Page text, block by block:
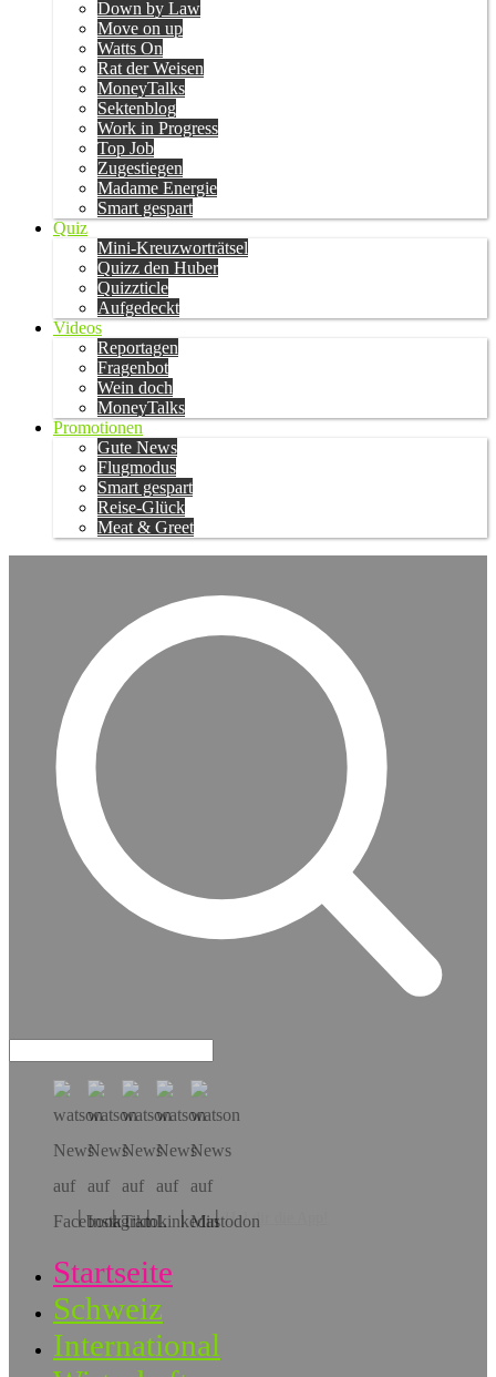
Down by Law
Move on up
Watts On
Rat der Weisen
MoneyTalks
Sektenblog
Work in Progress
Top Job
Zugestiegen
Madame Energie
Smart gespart
Quiz
Mini-Kreuzworträtsel
Quizz den Huber
Quizzticle
Aufgedeckt
Videos
Reportagen
Fragenbot
Wein doch
MoneyTalks
Promotionen
Gute News
Flugmodus
Smart gespart
Reise-Glück
Meat & Greet
Hol dir die App!
Startseite
Schweiz
International